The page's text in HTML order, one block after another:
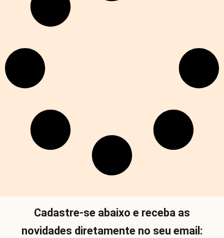
Cadastre-se abaixo e receba as
novidades diretamente no seu email: